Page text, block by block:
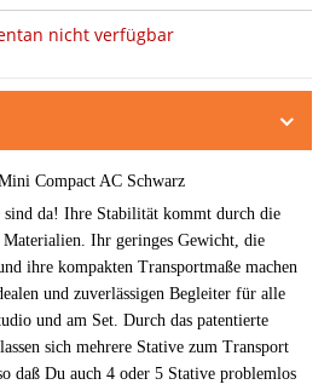
nicht verfügbar
Compact AC Schwarz
da! Ihre Stabilität kommt durch die
Ihr geringes Gewicht, die
ihre kompakten Transportmaße machen
und zuverlässigen Begleiter für alle
und am Set. Durch das patentierte
sich mehrere Stative zum Transport
daß Du auch 4 oder 5 Stative problemlos